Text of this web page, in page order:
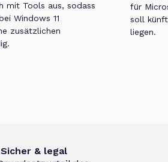
mit Tools aus, sodass
Windows 11
zusätzlichen
für
soll
liegen.
Sicher & legal